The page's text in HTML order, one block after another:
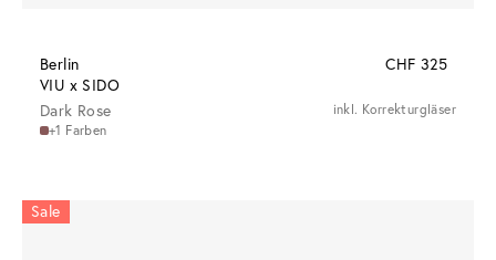
Berlin
VIU x SIDO
CHF 325
Dark Rose
+1 Farben
inkl. Korrekturgläser
Sale